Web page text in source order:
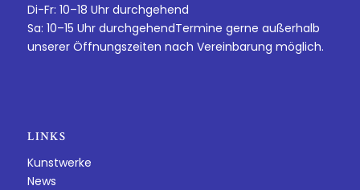
Di-Fr: 10–18 Uhr durchgehend
Sa: 10–15 Uhr durchgehendTermine gerne außerhalb
unserer Öffnungszeiten nach Vereinbarung möglich.
LINKS
Kunstwerke
News